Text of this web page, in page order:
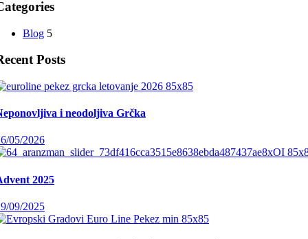
Blog 5
Posts
i neodoljiva Grčka
05/2026
2025
09/2025